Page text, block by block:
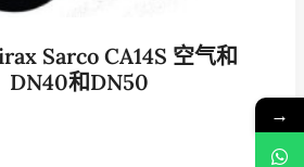
Sarco CA14S 空气和
DN40和DN50
→